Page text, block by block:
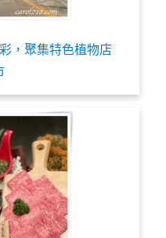
，聚集特色植物店